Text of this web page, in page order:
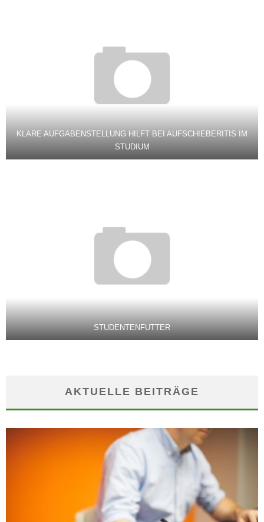
KLARE AUFGABENSTELLUNG HILFT BEI AUFSCHIEBERITIS IM
STUDIUM
STUDENTENFUTTER
AKTUELLE BEITRÄGE